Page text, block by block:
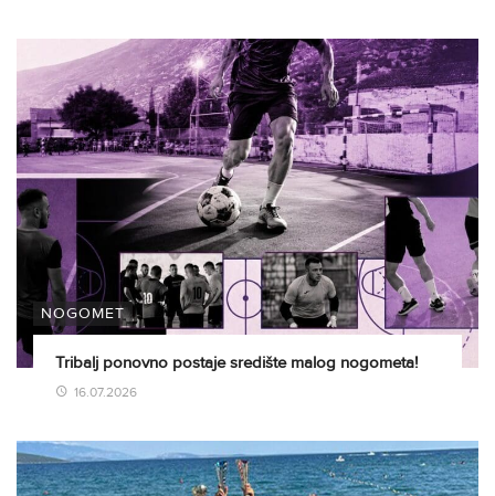
NOGOMET
Tribalj ponovno postaje središte malog nogometa!
16.07.2026